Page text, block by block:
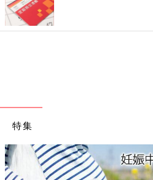
そのほか、赤ちゃんが蒸気を触って
し、各商品のお手入れ方法に従っ
ねんねの服装にも要注意
寝室の温度・湿度に注意すること
も大切なポイント。寒いからとい
特集